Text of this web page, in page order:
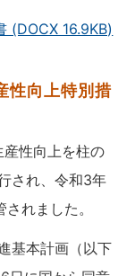
(DOCX 16.9KB)
性向上特別措
性向上を柱の
され、令和3年
れました。
基本計画（以下